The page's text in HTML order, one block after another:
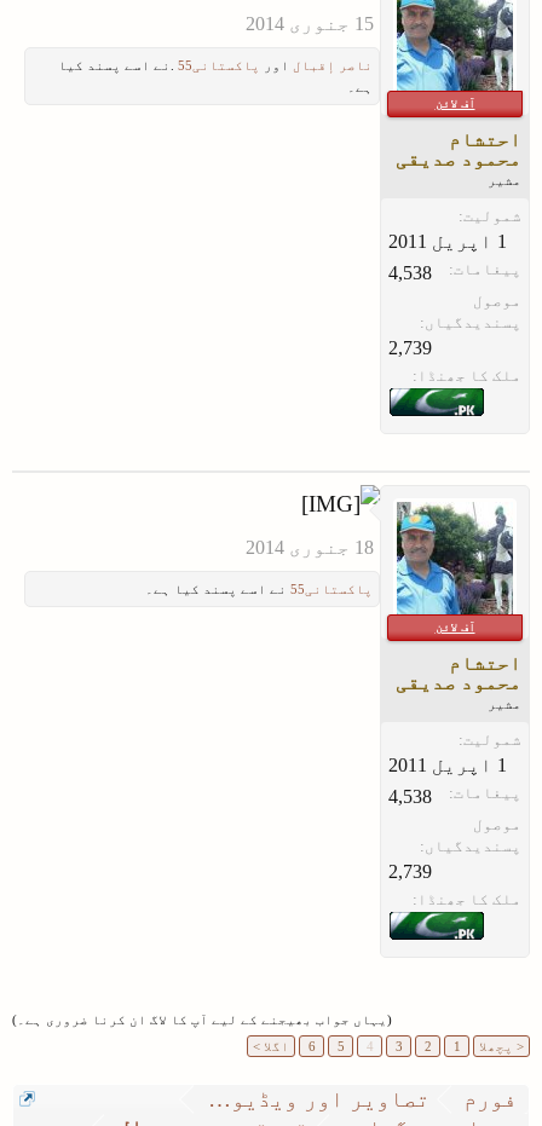
آف لائن
احتشام
محمود صدیقی
مشیر
شمولیت:
پیغامات: 4,538
موصول
پسندیدگیاں:
2,739
ملک کا جھنڈا:
ناصر إقبال اور پاکستانی55
.نے اسے پسند کیا
ہے۔
آف لائن
احتشام
محمود صدیقی
مشیر
شمولیت:
پیغامات: 4,538
موصول
پسندیدگیاں:
2,739
ملک کا جھنڈا:
پاکستانی55 نے اسے پسند کیا ہے۔
(یہاں جواب بھیجنے کے لیے آپ کا لاگ ان کرنا ضروری ہے۔)
< پچھلا
1
2
3
4
5
6 اگلا >
فورم
تصاویر اور ویڈیو گیلری